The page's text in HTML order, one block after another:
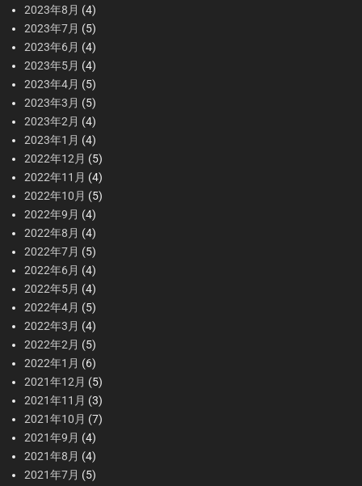
2023年8月 (4)
2023年7月 (5)
2023年6月 (4)
2023年5月 (4)
2023年4月 (5)
2023年3月 (5)
2023年2月 (4)
2023年1月 (4)
2022年12月 (5)
2022年11月 (4)
2022年10月 (5)
2022年9月 (4)
2022年8月 (4)
2022年7月 (5)
2022年6月 (4)
2022年5月 (4)
2022年4月 (5)
2022年3月 (4)
2022年2月 (5)
2022年1月 (6)
2021年12月 (5)
2021年11月 (3)
2021年10月 (7)
2021年9月 (4)
2021年8月 (4)
2021年7月 (5)